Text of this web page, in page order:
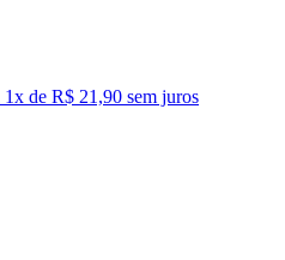
1x de R$ 21,90 sem juros